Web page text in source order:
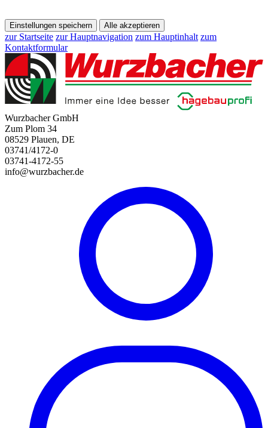
Einstellungen speichern Alle akzeptieren
zur Startseite zur Hauptnavigation zum Hauptinhalt zum
Kontaktformular
Wurzbacher GmbH
Zum Plom 34
08529 Plauen, DE
03741/4172-0
03741-4172-55
info@wurzbacher.de